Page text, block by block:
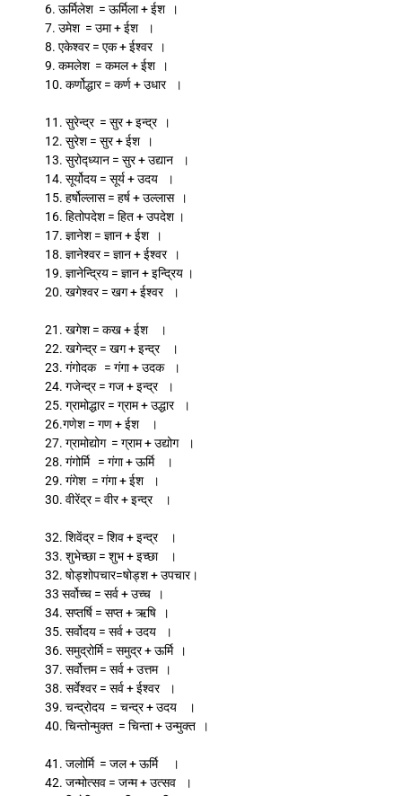
6. ऊर्मिलेश = ऊर्मिला + ईश ।
7. उमेश = उमा + ईश ।
8. एकेश्वर = एक + ईश्वर ।
9. कमलेश = कमल + ईश ।
10. कर्णोद्धार = कर्ण + उधार ।
11. सुरेन्द्र = सुर + इन्द्र ।
12. सुरेश = सुर + ईश ।
13. सुरोद्ध्यान = सुर + उद्यान ।
14. सूर्योदय = सूर्य + उदय ।
15. हर्षोल्लास = हर्ष + उल्लास ।
16. हितोपदेश = हित + उपदेश ।
17. ज्ञानेश = ज्ञान + ईश ।
18. ज्ञानेश्वर = ज्ञान + ईश्वर ।
19. ज्ञानेन्द्रिय = ज्ञान + इन्द्रिय ।
20. खगेश्वर = खग + ईश्वर ।
21. खगेश = कख + ईश ।
22. खगेन्द्र = खग + इन्द्र ।
23. गंगोदक = गंगा + उदक ।
24. गजेन्द्र = गज + इन्द्र ।
25. ग्रामोद्धार = ग्राम + उद्धार ।
26.गणेश = गण + ईश ।
27. ग्रामोद्योग = ग्राम + उद्योग ।
28. गंगोर्मि = गंगा + ऊर्मि ।
29. गंगेश = गंगा + ईश ।
30. वीरेंद्र = वीर + इन्द्र ।
32. शिवेंद्र = शिव + इन्द्र ।
33. शुभेच्छा = शुभ + इच्छा ।
32. षोड्शोपचार=षोड्श + उपचार।
33 सर्वोच्च = सर्व + उच्च ।
34. सप्तर्षि = सप्त + ऋषि ।
35. सर्वोदय = सर्व + उदय ।
36. समुद्रोर्मि = समुद्र + ऊर्मि ।
37. सर्वोत्तम = सर्व + उत्तम ।
38. सर्वेश्वर = सर्व + ईश्वर ।
39. चन्द्रोदय = चन्द्र + उदय ।
40. चिन्तोन्मुक्त = चिन्ता + उन्मुक्त ।
41. जलोर्मि = जल + ऊर्मि ।
42. जन्मोत्सव = जन्म + उत्सव ।